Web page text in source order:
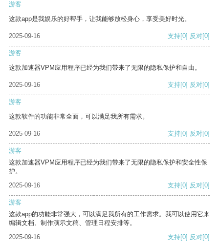
游客
这款app是我娱乐的好帮手，让我能够放松身心，享受美好时光。
2025-09-16 支持[0] 反对[0]
游客
这款加速器VPM应用程序已经为我们带来了无限的隐私保护和自由。
2025-09-16 支持[0] 反对[0]
游客
这款软件的功能非常全面，可以满足我所有需求。
2025-09-16 支持[0] 反对[0]
游客
这款加速器VPM应用程序已经为我们带来了无限的隐私保护和安全性保
护。
2025-09-16
支持[0] 反对[0]
游客
这款app的功能非常强大，可以满足我所有的工作需求。我可以使用它来
编辑文档、制作演示文稿、管理日程安排等。
2025-09-16
支持[0] 反对[0]